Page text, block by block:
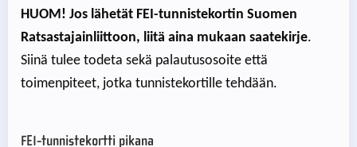
HUOM! Jos lähetät FEI-tunnistekortin Suomen
Ratsastajainliittoon, liitä aina mukaan saatekirje.
Siinä tulee todeta sekä palautusosoite että
toimenpiteet, jotka tunnistekortille tehdään.
FEI-tunnistekortti pikana